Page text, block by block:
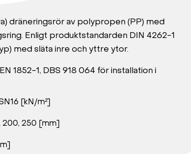
dräneringsrör av polypropen (PP) med
Enligt produktstandarden DIN 4262-1
med släta inre och yttre ytor.
1852-1, DBS 918 064 för installation i
[kN/m²]
200, 250 [mm]